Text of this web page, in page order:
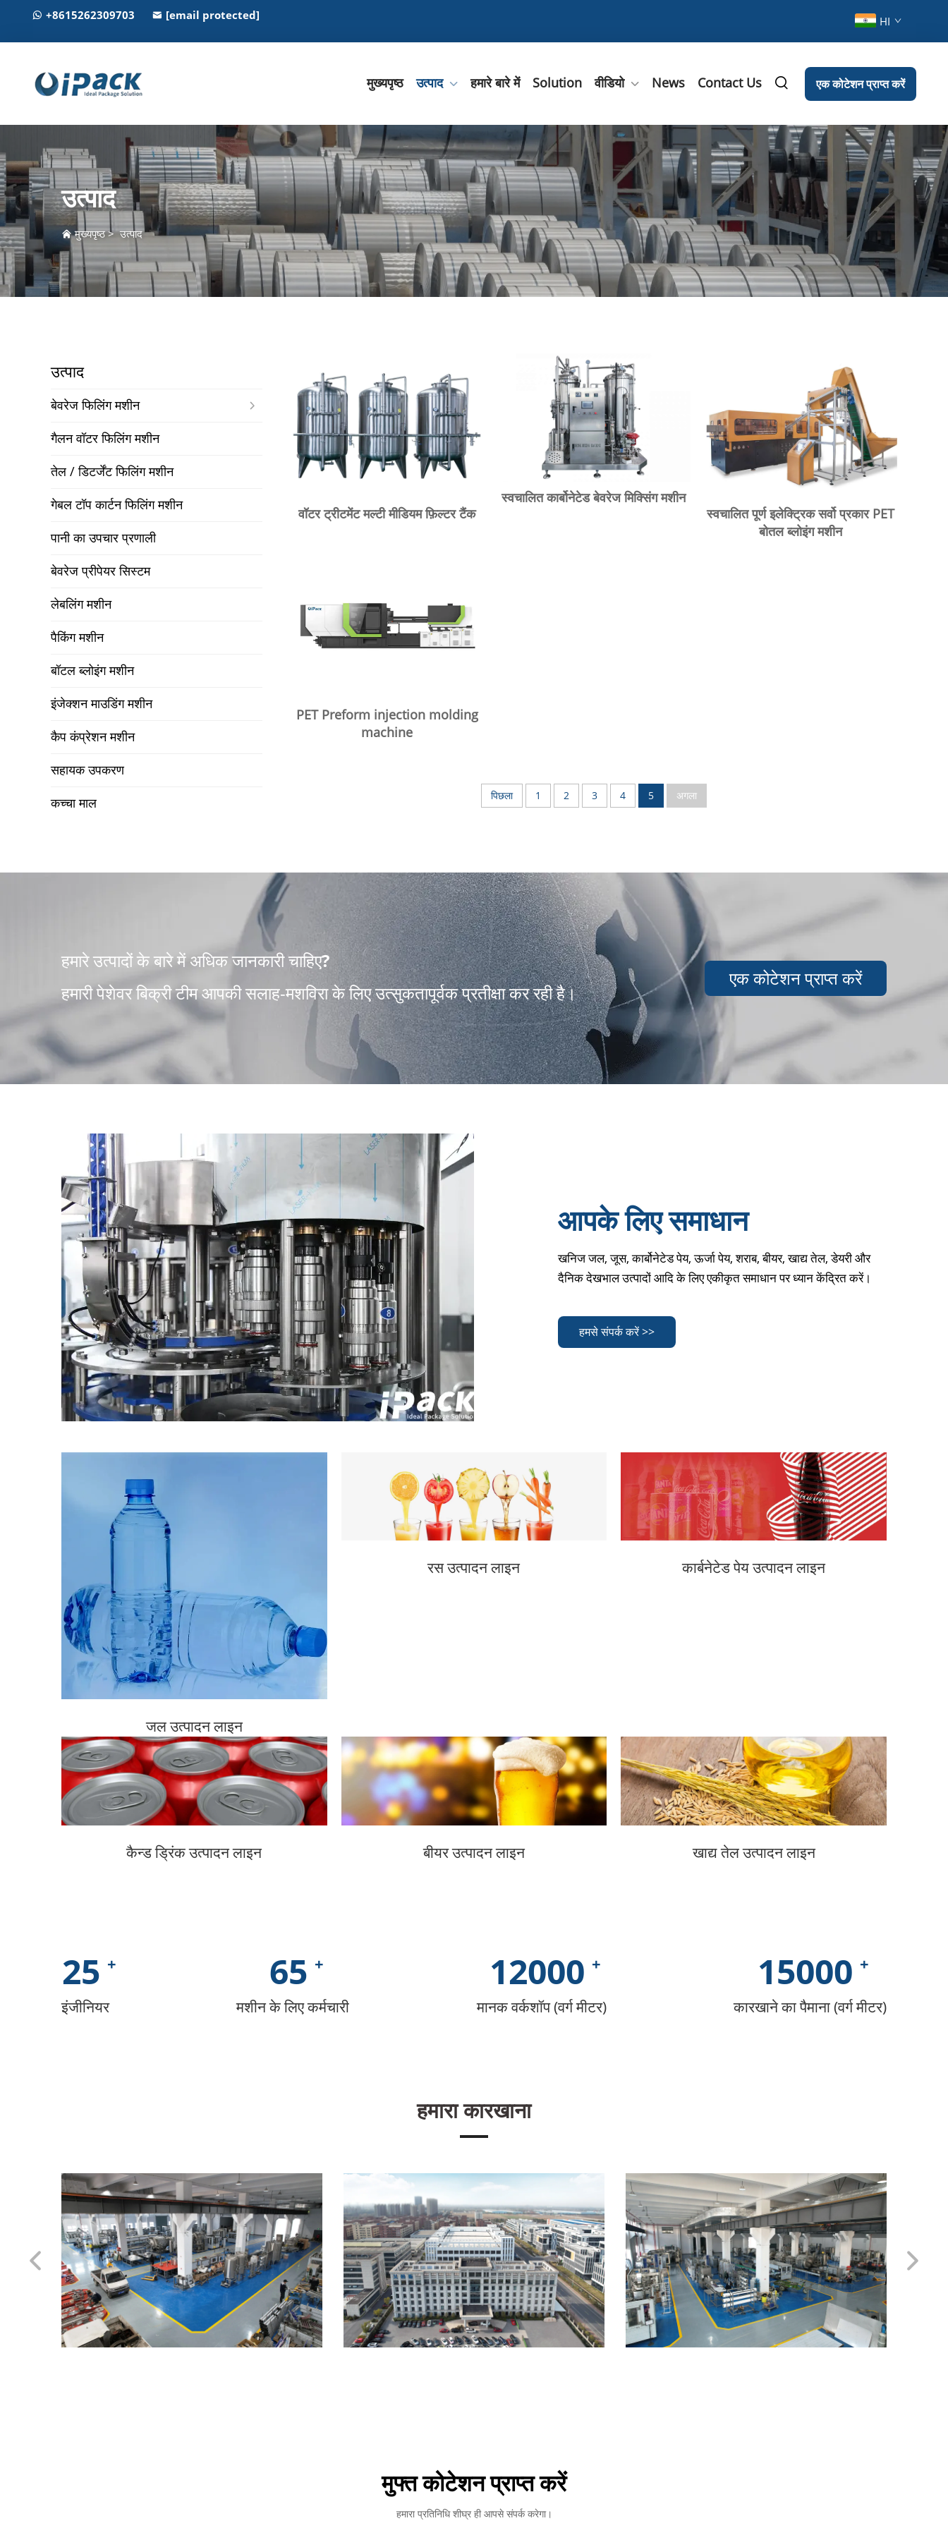
+8615262309703 [email protected] HI
मुख्यपृष्ठ उत्पाद हमारे बारे में Solution वीडियो News Contact Us एक कोटेशन प्राप्त करें
उत्पाद
मुख्यपृष्ठ>उत्पाद
उत्पाद
बेवरेज फिलिंग मशीन
गैलन वॉटर फिलिंग मशीन
तेल / डिटर्जेंट फिलिंग मशीन
गेबल टॉप कार्टन फिलिंग मशीन
पानी का उपचार प्रणाली
बेवरेज प्रीपेयर सिस्टम
लेबलिंग मशीन
पैकिंग मशीन
बॉटल ब्लोइंग मशीन
इंजेक्शन माउडिंग मशीन
कैप कंप्रेशन मशीन
सहायक उपकरण
कच्चा माल
वॉटर ट्रीटमेंट मल्टी मीडियम फ़िल्टर टैंक
स्वचालित कार्बोनेटेड बेवरेज मिक्सिंग मशीन
स्वचालित पूर्ण इलेक्ट्रिक सर्वो प्रकार PET
बोतल ब्लोइंग मशीन
PET Preform injection molding
machine
पिछला 1 2 3 4 5 अगला
हमारे उत्पादों के बारे में अधिक जानकारी चाहिए?
हमारी पेशेवर बिक्री टीम आपकी सलाह-मशविरा के लिए उत्सुकतापूर्वक प्रतीक्षा कर रही है।
एक कोटेशन प्राप्त करें
आपके लिए समाधान
खनिज जल, जूस, कार्बोनेटेड पेय, ऊर्जा पेय, शराब, बीयर, खाद्य तेल, डेयरी और
दैनिक देखभाल उत्पादों आदि के लिए एकीकृत समाधान पर ध्यान केंद्रित करें।
हमसे संपर्क करें >>
जल उत्पादन लाइन
रस उत्पादन लाइन कार्बनेटेड पेय उत्पादन लाइन
कैन्ड ड्रिंक उत्पादन लाइन बीयर उत्पादन लाइन खाद्य तेल उत्पादन लाइन
25
इंजीनियर
65
मशीन के लिए कर्मचारी
12000
मानक वर्कशॉप (वर्ग मीटर)
15000
कारखाने का पैमाना (वर्ग मीटर)
हमारा कारखाना
मुफ्त कोटेशन प्राप्त करें
हमारा प्रतिनिधि शीघ्र ही आपसे संपर्क करेगा।